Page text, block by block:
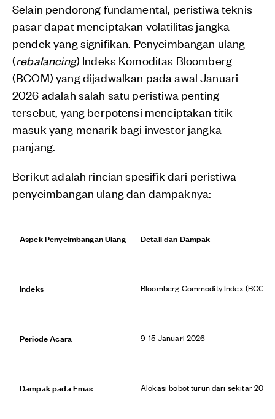
Selain pendorong fundamental, peristiwa teknis
pasar dapat menciptakan volatilitas jangka
pendek yang signifikan. Penyeimbangan ulang
(rebalancing) Indeks Komoditas Bloomberg
(BCOM) yang dijadwalkan pada awal Januari
2026 adalah salah satu peristiwa penting
tersebut, yang berpotensi menciptakan titik
masuk yang menarik bagi investor jangka
panjang.
Berikut adalah rincian spesifik dari peristiwa
penyeimbangan ulang dan dampaknya:
Aspek Penyeimbangan Ulang Detail dan Dampak
Indeks Bloomberg Commodity Index (BCOM)
Periode Acara 9-15 Januari 2026
Dampak pada Emas Alokasi bobot turun dari sekitar